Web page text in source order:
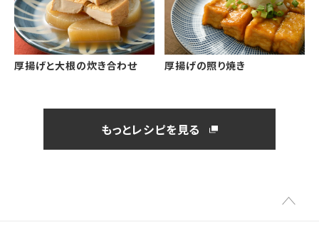
厚揚げと大根の炊き合わせ 厚揚げの照り焼き
もっとレシピを見る